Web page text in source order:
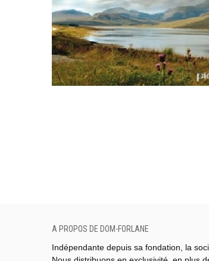
A PROPOS DE DOM-FORLANE
Indépendante depuis sa fondation, la